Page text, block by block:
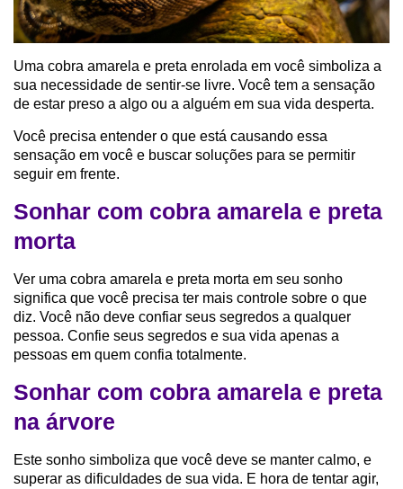
Uma cobra amarela e preta enrolada em você simboliza a
sua necessidade de sentir-se livre. Você tem a sensação
de estar preso a algo ou a alguém em sua vida desperta.
Você precisa entender o que está causando essa
sensação em você e buscar soluções para se permitir
seguir em frente.
Sonhar com cobra amarela e preta
morta
Ver uma cobra amarela e preta morta em seu sonho
significa que você precisa ter mais controle sobre o que
diz. Você não deve confiar seus segredos a qualquer
pessoa. Confie seus segredos e sua vida apenas a
pessoas em quem confia totalmente.
Sonhar com cobra amarela e preta
na árvore
Este sonho simboliza que você deve se manter calmo, e
superar as dificuldades de sua vida. E hora de tentar agir,